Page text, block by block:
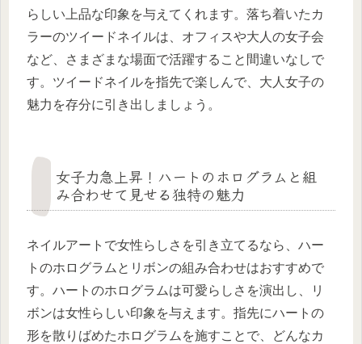
らしい上品な印象を与えてくれます。落ち着いたカ
ラーのツイードネイルは、オフィスや大人の女子会
など、さまざまな場面で活躍すること間違いなしで
す。ツイードネイルを指先で楽しんで、大人女子の
魅力を存分に引き出しましょう。
女子力急上昇！ハートのホログラムと組
み合わせて見せる独特の魅力
ネイルアートで女性らしさを引き立てるなら、ハー
トのホログラムとリボンの組み合わせはおすすめで
す。ハートのホログラムは可愛らしさを演出し、リ
ボンは女性らしい印象を与えます。指先にハートの
形を散りばめたホログラムを施すことで、どんなカ